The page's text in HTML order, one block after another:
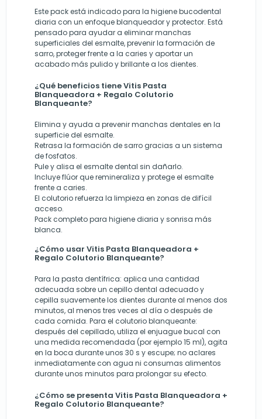
Este pack está indicado para la higiene bucodental
diaria con un enfoque blanqueador y protector. Está
pensado para ayudar a eliminar manchas
superficiales del esmalte, prevenir la formación de
sarro, proteger frente a la caries y aportar un
acabado más pulido y brillante a los dientes.
¿Qué beneficios tiene Vitis Pasta
Blanqueadora + Regalo Colutorio
Blanqueante?
Elimina y ayuda a prevenir manchas dentales en la
superficie del esmalte.
Retrasa la formación de sarro gracias a un sistema
de fosfatos.
Pule y alisa el esmalte dental sin dañarlo.
Incluye flúor que remineraliza y protege el esmalte
frente a caries.
El colutorio refuerza la limpieza en zonas de difícil
acceso.
Pack completo para higiene diaria y sonrisa más
blanca.
¿Cómo usar Vitis Pasta Blanqueadora +
Regalo Colutorio Blanqueante?
Para la pasta dentífrica: aplica una cantidad
adecuada sobre un cepillo dental adecuado y
cepilla suavemente los dientes durante al menos dos
minutos, al menos tres veces al día o después de
cada comida. Para el colutorio blanqueante:
después del cepillado, utiliza el enjuague bucal con
una medida recomendada (por ejemplo 15 ml), agita
en la boca durante unos 30 s y escupe; no aclares
inmediatamente con agua ni consumas alimentos
durante unos minutos para prolongar su efecto.
¿Cómo se presenta Vitis Pasta Blanqueadora +
Regalo Colutorio Blanqueante?